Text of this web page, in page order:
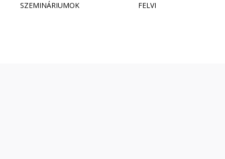
SZEMINÁRIUMOK
FELVI